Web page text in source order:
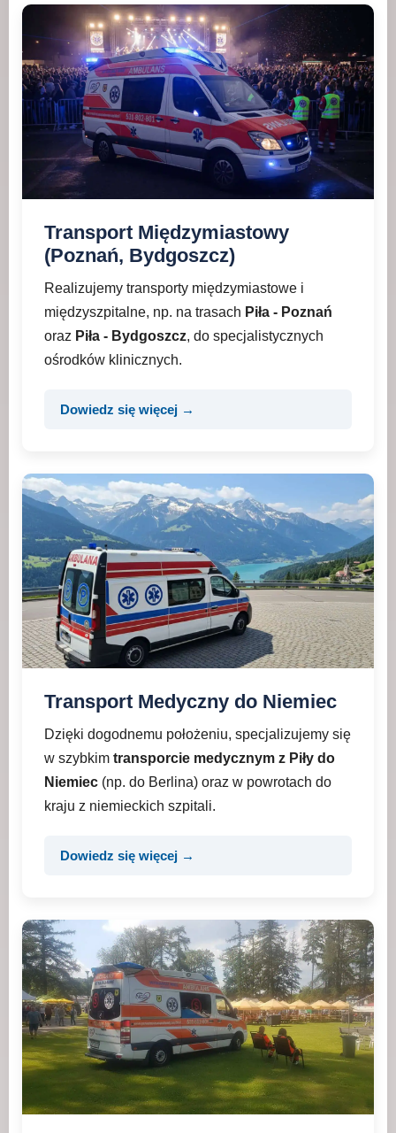
Transport Międzymiastowy
(Poznań, Bydgoszcz)
Realizujemy transporty międzymiastowe i
międzyszpitalne, np. na trasach Piła - Poznań
oraz Piła - Bydgoszcz, do specjalistycznych
ośrodków klinicznych.
Dowiedz się więcej →
Transport Medyczny do Niemiec
Dzięki dogodnemu położeniu, specjalizujemy się
w szybkim transporcie medycznym z Piły do
Niemiec (np. do Berlina) oraz w powrotach do
kraju z niemieckich szpitali.
Dowiedz się więcej →